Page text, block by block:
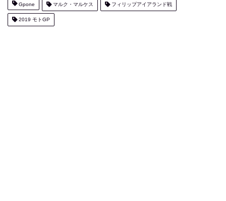
Gpone マルク・マルケス フィリップアイアランド戦
2019 モトGP